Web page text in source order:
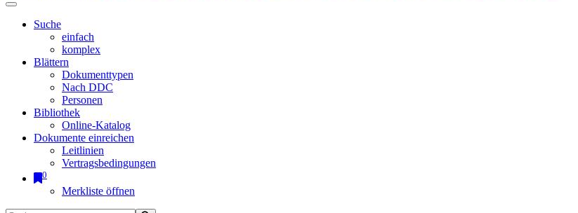
Suche
einfach
komplex
Blättern
Dokumenttypen
Nach DDC
Personen
Bibliothek
Online-Katalog
Dokumente einreichen
Leitlinien
Vertragsbedingungen
0
Merkliste öffnen